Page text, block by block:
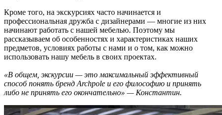
Кроме того, на экскурсиях часто начинается и
профессиональная дружба с дизайнерами — многие из них
начинают работать с нашей мебелью. Поэтому мы
рассказываем об особенностях и характеристиках наших
предметов, условиях работы с нами и о том, как можно
использовать нашу мебель в своих проектах.
«В общем, экскурсии — это максимальный эффективный
способ понять бренд Archpole и его философию и принять
либо не принять его окончательно» — Константин.